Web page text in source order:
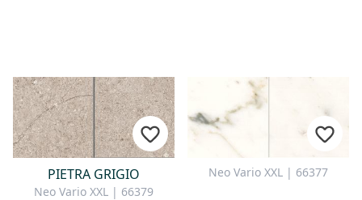
PIETRA GRIGIO
Neo Vario XXL | 66379
Neo Vario XXL | 66377